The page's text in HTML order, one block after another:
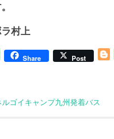
村上
Line Share Post
ルゴイキャンプ九州発着バス